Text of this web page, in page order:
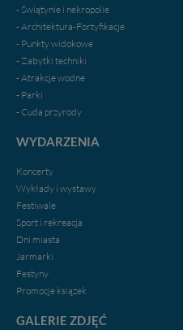
- Świątynie i nekropolie
- Architektura-Fortyfikacje
- Punkty widokowe
- Zabytki techniki
- Atrakcje wodne
- Parki
- Cuda przyrody
WYDARZENIA
Koncerty
Wykłady i wystawy
Festiwale
Sport i rekreacja
Dni miasta
Jarmarki
Festyny
Promocje ksiązek
GALERIE ZDJĘĆ